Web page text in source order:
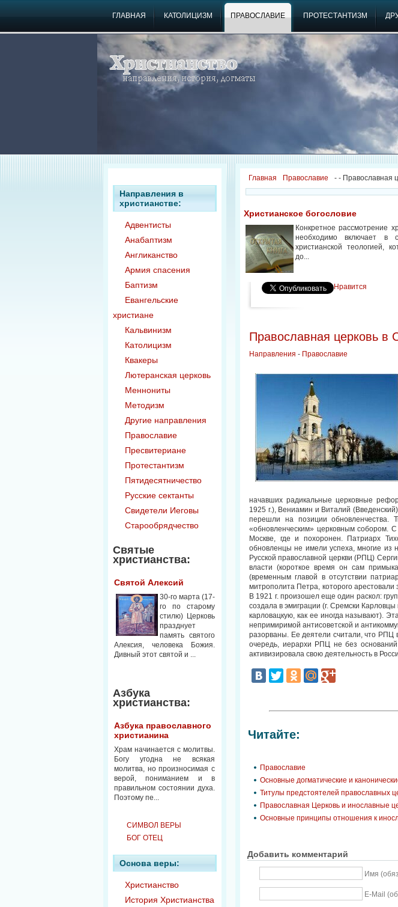
ГЛАВНАЯ КАТОЛИЦИЗМ ПРАВОСЛАВИЕ ПРОТЕСТАНТИЗМ
Направления в
христианстве:
Адвентисты
Анабаптизм
Англиканство
Армия спасения
Баптизм
Евангельские
христиане
Кальвинизм
Католицизм
Квакеры
Лютеранская церковь
Меннониты
Методизм
Другие направления
Православие
Пресвитериане
Протестантизм
Пятидесятничество
Русские сектанты
Свидетели Иеговы
Старообрядчество
Святые
христианства:
Святой Алексий
30-го марта (17-
го по старому
стилю) Церковь
празднует
память святого
Алексия, человека Божия.
Дивный этот святой и ...
Азбука
христианства:
Азбука православного
христианина
Храм начинается с молитвы.
Богу угодна не всякая
молитва, но произносимая с
верой, пониманием и в
правильном состоянии духа.
Поэтому пе...
СИМВОЛ ВЕРЫ
БОГ ОТЕЦ
Основа веры:
Христианство
История Христианства
Главная -
Православие - Православная
Христианское богословие
Конкретное рассмотрение
необходимо включает в
христианской теологией,
до...
Нравится
Православная церковь в
Направления - Православие
начавших радикальные церковные
1925 г.), Вениамин и Виталий
перешли на позиции
«обновленческим» церковным собором.
Москве, где и похоронен. Патриарх
обновленцы не имели успеха, многие из
Русской православной церкви (РПЦ)
власти (короткое время он сам
(временным главой в отсутствии
митрополита Петра, которого
В 1921 г. произошел еще один раскол:
создала в эмиграции (г. Сремски
карловацкую, как ее иногда называют).
непримиримой антисоветской и
разорваны. Ее деятели считали, что РПЦ
очередь, иерархи РПЦ не без
активизировала свою деятельность в
Читайте:
Православие
Основные догматические и
Титулы предстоятелей православных
Православная Церковь и инославные
Основные принципы отношения к
Добавить комментарий
Имя
E-Mail